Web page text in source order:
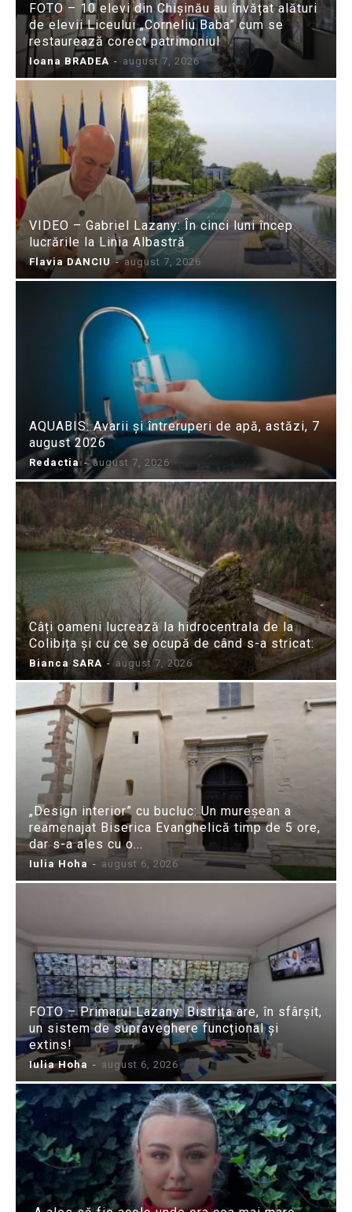
FOTO – 10 elevi din Chișinău au învățat alături
de elevii Liceului „Corneliu Baba” cum se
restaurează corect patrimoniul
Ioana BRADEA - august 7, 2026
VIDEO – Gabriel Lazany: În cinci luni încep
lucrările la Linia Albastră
Flavia DANCIU - august 7, 2026
AQUABIS: Avarii și întreruperi de apă, astăzi, 7
august 2026
Redactia - august 7, 2026
Câți oameni lucrează la hidrocentrala de la
Colibița și cu ce se ocupă de când s-a stricat:
Bianca SARA - august 7, 2026
„Design interior” cu bucluc: Un mureșean a
reamenajat Biserica Evanghelică timp de 5 ore,
dar s-a ales cu o...
Iulia Hoha - august 6, 2026
FOTO – Primarul Lazany: Bistrița are, în sfârșit,
un sistem de supraveghere funcțional și
extins!
Iulia Hoha - august 6, 2026